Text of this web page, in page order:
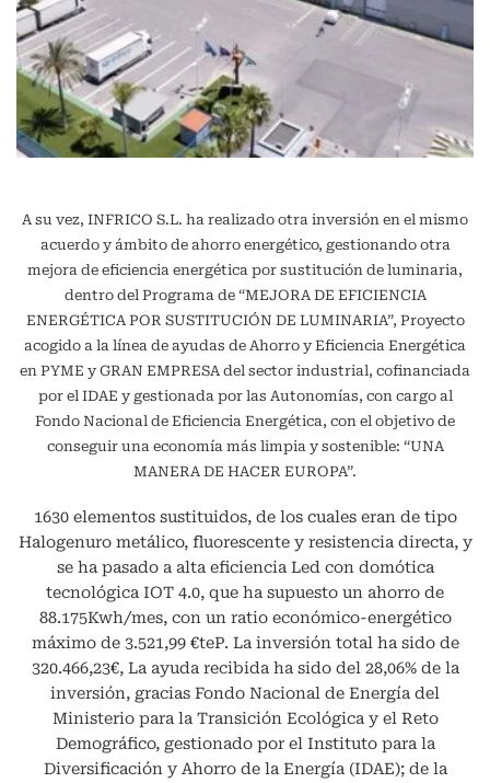
A su vez, INFRICO S.L. ha realizado otra inversión en el mismo
acuerdo y ámbito de ahorro energético, gestionando otra
mejora de eficiencia energética por sustitución de luminaria,
dentro del Programa de “MEJORA DE EFICIENCIA
ENERGÉTICA POR SUSTITUCIÓN DE LUMINARIA”, Proyecto
acogido a la línea de ayudas de Ahorro y Eficiencia Energética
en PYME y GRAN EMPRESA del sector industrial, cofinanciada
por el IDAE y gestionada por las Autonomías, con cargo al
Fondo Nacional de Eficiencia Energética, con el objetivo de
conseguir una economía más limpia y sostenible: “UNA
MANERA DE HACER EUROPA”.
1630 elementos sustituidos, de los cuales eran de tipo
Halogenuro metálico, fluorescente y resistencia directa, y
se ha pasado a alta eficiencia Led con domótica
tecnológica IOT 4.0, que ha supuesto un ahorro de
88.175Kwh/mes, con un ratio económico-energético
máximo de 3.521,99 €teP. La inversión total ha sido de
320.466,23€, La ayuda recibida ha sido del 28,06% de la
inversión, gracias Fondo Nacional de Energía del
Ministerio para la Transición Ecológica y el Reto
Demográfico, gestionado por el Instituto para la
Diversificación y Ahorro de la Energía (IDAE); de la